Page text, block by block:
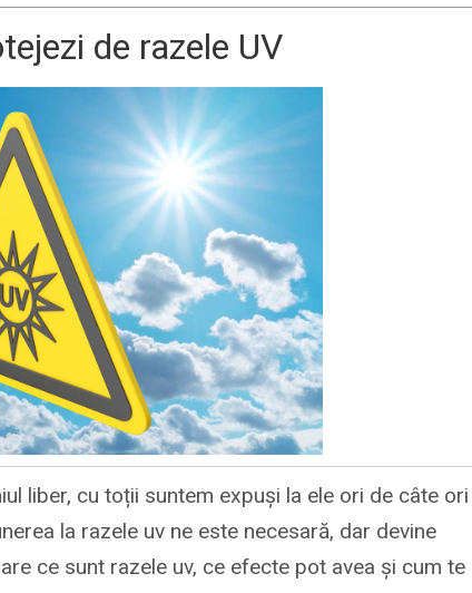
de razele UV
liber, cu toții suntem expuși la ele ori de câte ori
la razele uv ne este necesară, dar devine
ce sunt razele uv, ce efecte pot avea și cum te